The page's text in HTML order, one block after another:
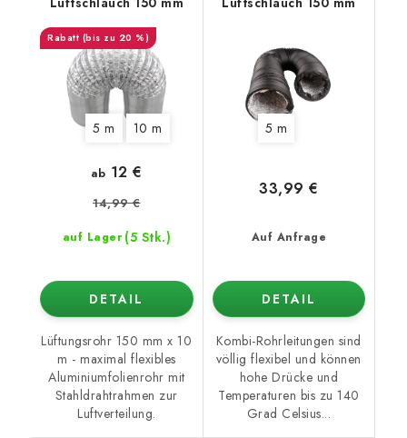
(bis zu 20 %)
5 m 10 m
auf Lager (5 Stk.)
ab 12 €
14,99 €
DETAIL
Lüftungsrohr 150 mm x 10
m - maximal flexibles
Aluminiumfolienrohr mit
Stahldrahtrahmen zur
Luftverteilung.
5 m
Auf Anfrage
33,99 €
DETAIL
Kombi-Rohrleitungen sind
völlig flexibel und können
hohe Drücke und
Temperaturen bis zu 140
Grad Celsius...